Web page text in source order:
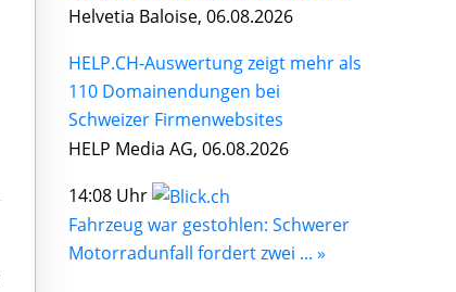
Helvetia Baloise, 06.08.2026
HELP.CH-Auswertung zeigt mehr als
110 Domainendungen bei
Schweizer Firmenwebsites
HELP Media AG, 06.08.2026
14:08 Uhr
Fahrzeug war gestohlen: Schwerer
Motorradunfall fordert zwei ... »